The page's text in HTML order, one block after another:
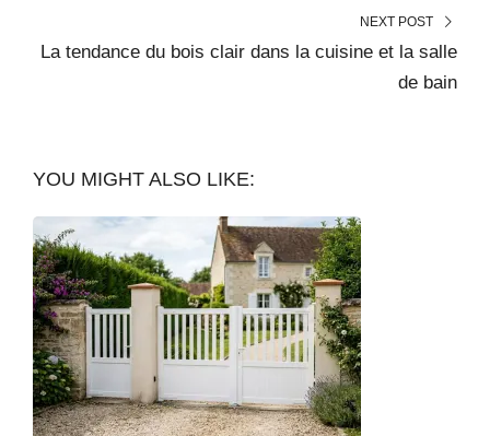
NEXT POST
La tendance du bois clair dans la cuisine et la salle
de bain
YOU MIGHT ALSO LIKE: